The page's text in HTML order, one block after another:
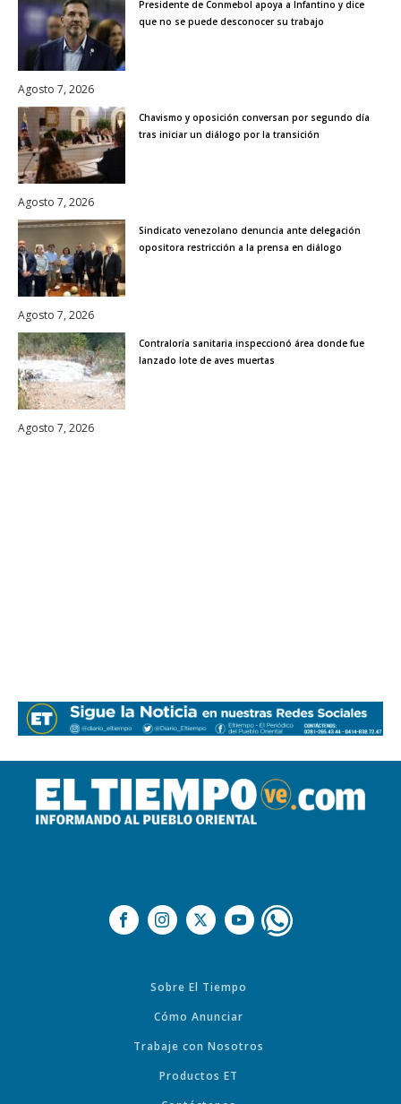
Presidente de Conmebol apoya a Infantino y dice
que no se puede desconocer su trabajo
Agosto 7, 2026
Chavismo y oposición conversan por segundo día
tras iniciar un diálogo por la transición
Agosto 7, 2026
Sindicato venezolano denuncia ante delegación
opositora restricción a la prensa en diálogo
Agosto 7, 2026
Contraloría sanitaria inspeccionó área donde fue
lanzado lote de aves muertas
Agosto 7, 2026
Sobre El Tiempo
Cómo Anunciar
Trabaje con Nosotros
Productos ET